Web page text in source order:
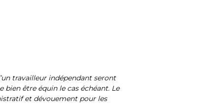
travailleur indépendant seront
être équin le cas échéant. Le
et dévouement pour les